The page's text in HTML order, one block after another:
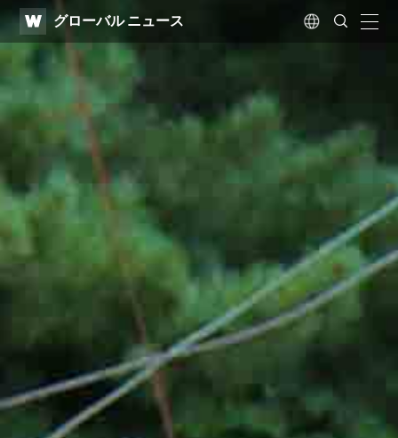
WATVグローバル ニュース Language
Search
Submit